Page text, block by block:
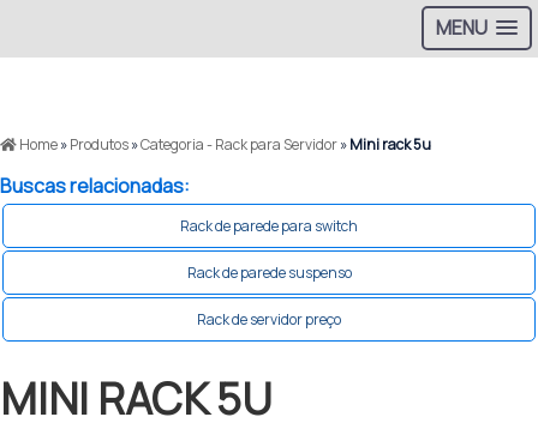
MENU
Home»Produtos»Categoria - Rack para Servidor»Mini rack 5u
Buscas relacionadas:
Rack de parede para switch
Rack de parede suspenso
Rack de servidor preço
MINI RACK 5U